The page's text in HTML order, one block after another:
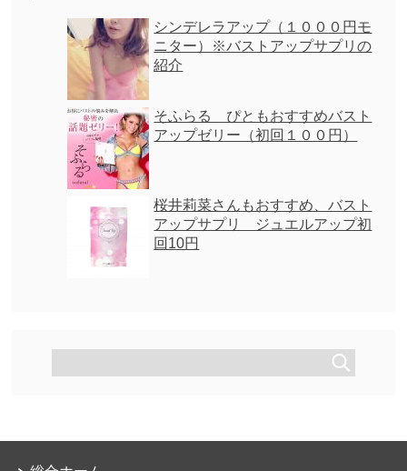
シンデレラアップ（１０００円モ
ニター）※バストアップサプリの
紹介
そふらる ぴともおすすめバスト
アップゼリー（初回１００円）
桜井莉菜さんもおすすめ、バスト
アップサプリ ジュエルアップ初
回10円